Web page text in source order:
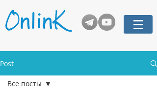
Post
Все посты